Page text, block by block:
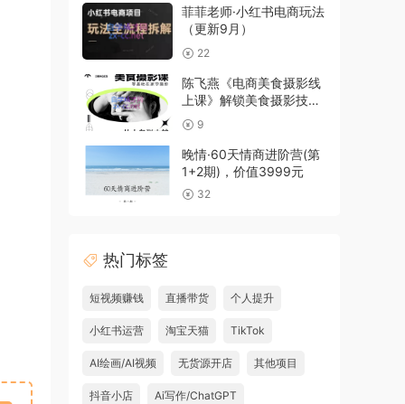
菲菲老师·小红书电商玩法
（更新9月）
22
陈飞燕《电商美食摄影线
上课》解锁美食摄影技巧
+快速变现+工资or销量翻
倍
9
晚情·60天情商进阶营(第
1+2期)，价值3999元
32
热门标签
短视频赚钱 直播带货 个人提升
小红书运营 淘宝天猫 TikTok
AI绘画/AI视频 无货源开店 其他项目
抖音小店 Ai写作/ChatGPT